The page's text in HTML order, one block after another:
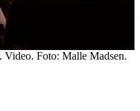
Video. Foto: Malle Madsen.